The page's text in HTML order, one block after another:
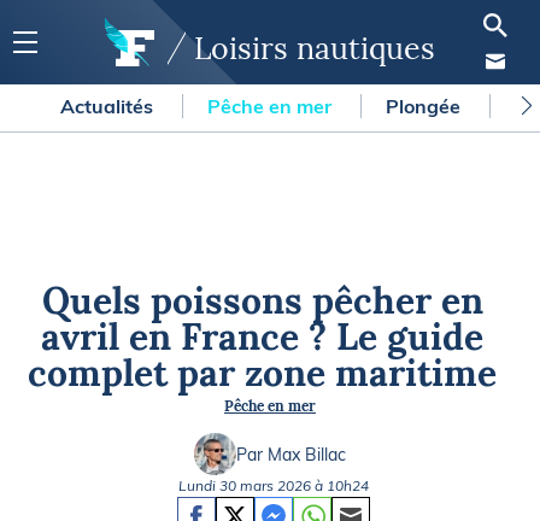
Loisirs nautiques
Actualités Pêche en mer Plongée
Quels poissons pêcher en
avril en France ? Le guide
complet par zone maritime
Pêche en mer
Par Max Billac
Lundi 30 mars 2026 à 10h24